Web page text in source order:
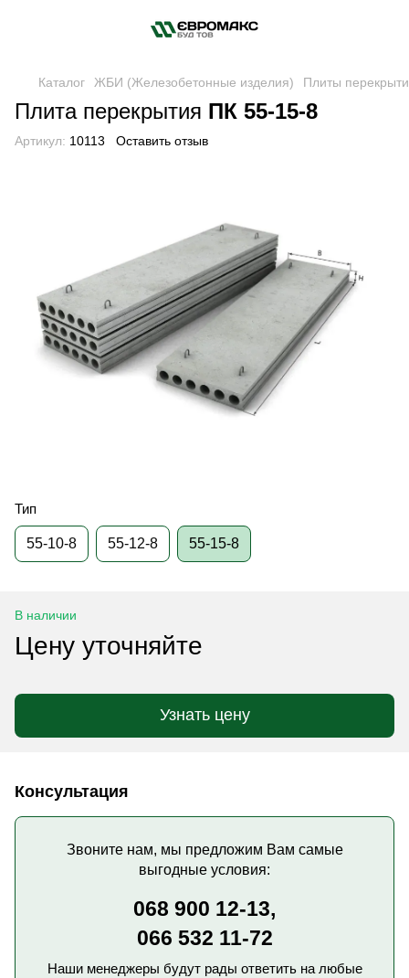
Каталог ЖБИ (Железобетонные изделия) Плиты
Плита перекрытия ПК 55-15-8
Артикул: 10113 Оставить отзыв
Тип
55-10-8 55-12-8 55-15-8
В наличии
Цену уточняйте
Узнать цену
Консультация
Звоните нам, мы предложим Вам самые
выгодные условия:
068 900 12-13,
066 532 11-72
Наши менеджеры будут рады ответить на любые